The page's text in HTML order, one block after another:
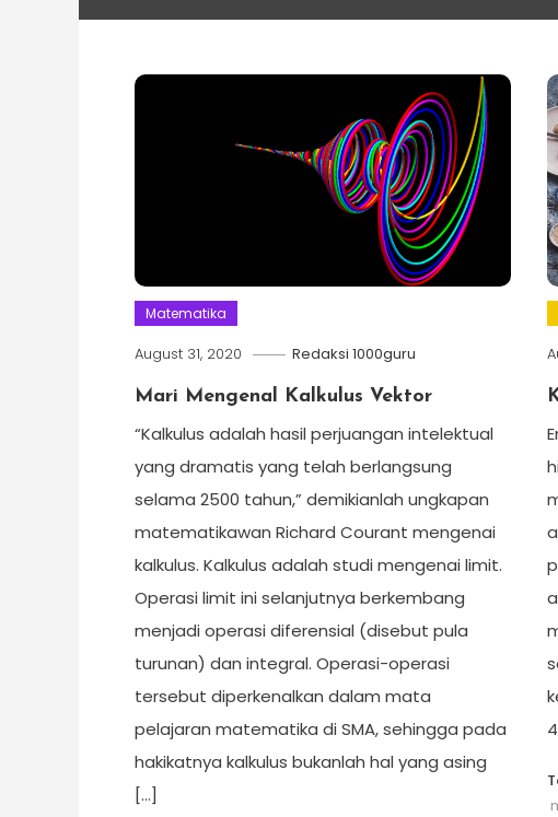
Matematika
August 31, 2020 Redaksi 1000guru
Mari Mengenal Kalkulus Vektor
“Kalkulus adalah hasil perjuangan intelektual
yang dramatis yang telah berlangsung
selama 2500 tahun,” demikianlah ungkapan
matematikawan Richard Courant mengenai
kalkulus. Kalkulus adalah studi mengenai limit.
Operasi limit ini selanjutnya berkembang
menjadi operasi diferensial (disebut pula
turunan) dan integral. Operasi-operasi
tersebut diperkenalkan dalam mata
pelajaran matematika di SMA, sehingga pada
hakikatnya kalkulus bukanlah hal yang asing
[…]